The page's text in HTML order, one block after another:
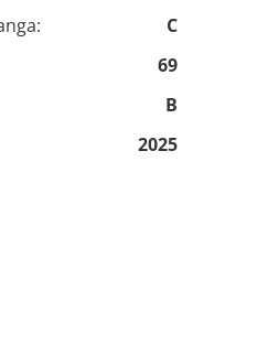
C
69
B
2025